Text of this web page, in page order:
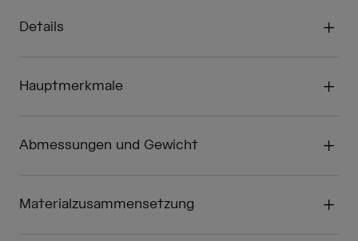
Details
Hauptmerkmale
Abmessungen und Gewicht
Materialzusammensetzung